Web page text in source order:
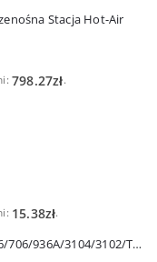
Stacja Hot-Air
798.27zł.
15.38zł.
Grot Q-T-1.5C do Quick 236/706/936A/3104/3102/TS1100